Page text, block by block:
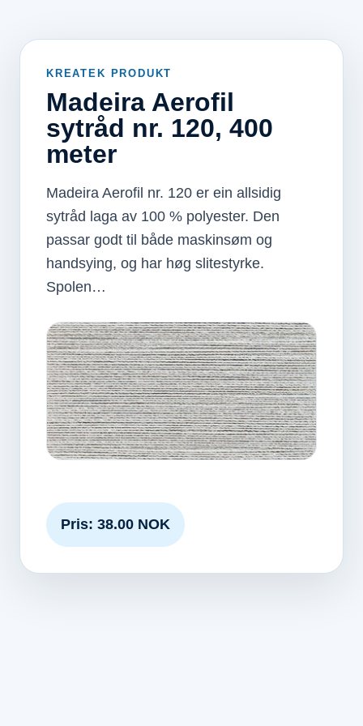
KREATEK PRODUKT
Madeira Aerofil
sytråd nr. 120, 400
meter
Madeira Aerofil nr. 120 er ein allsidig
sytråd laga av 100 % polyester. Den
passar godt til både maskinsøm og
handsying, og har høg slitestyrke.
Spolen…
Pris: 38.00 NOK